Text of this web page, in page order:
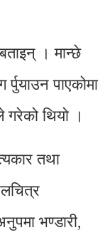
। मान्छे
पाएकोमा
थियो ।
तथा
भण्डारी,